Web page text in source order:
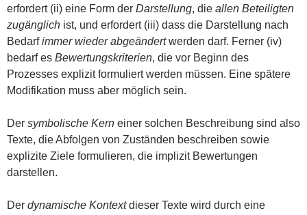
erfordert (ii) eine Form der Darstellung, die allen Beteiligten
zugänglich ist, und erfordert (iii) dass die Darstellung nach
Bedarfimmer wieder abgeändertwerden darf. Ferner (iv)
bedarf es Bewertungskriterien, die vor Beginn des
Prozesses explizit formuliert werden müssen. Eine spätere
Modifikation muss aber möglich sein.
Der symbolische Kern einer solchen Beschreibung sind also
Texte, die Abfolgen von Zuständen beschreiben sowie
explizite Ziele formulieren, die implizit Bewertungen
darstellen.
Der dynamische Kontextdieser Texte wird durch eine